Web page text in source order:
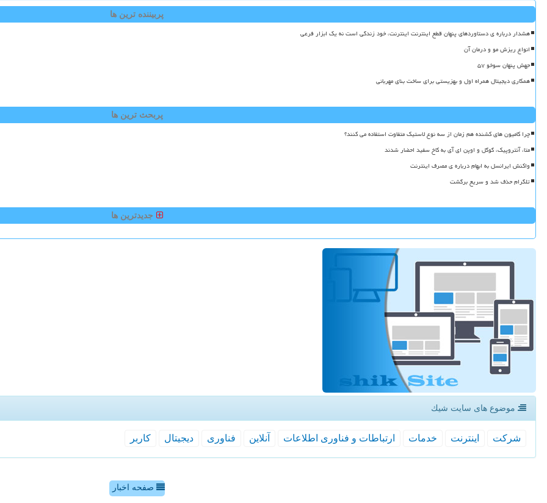
پربیننده ترین ها
هشدار درباره ی دستاوردهای پنهان قطع اینترنت اینترنت، خود زندگی است نه یک ابزار فرعی
انواع ریزش مو و درمان آن
جهش پنهان سوخو ۵۷
همکاری دیجیتال همراه اول و بهزیستی برای ساخت بنای مهربانی
پربحث ترین ها
چرا کامیون های کشنده هم زمان از سه نوع لاستیک متفاوت استفاده می کنند؟
متا، آنتروپیک، گوگل و اوپن ای آی به کاخ سفید احضار شدند
واکنش ایرانسل به ابهام درباره ی مصرف اینترنت
تلگرام حذف شد و سریع برگشت
جدیدترین ها
موضوع های سایت شیك
شركت اینترنت خدمات ارتباطات و فناوری اطلاعات آنلاین فناوری دیجیتال كاربر
صفحه اخبار